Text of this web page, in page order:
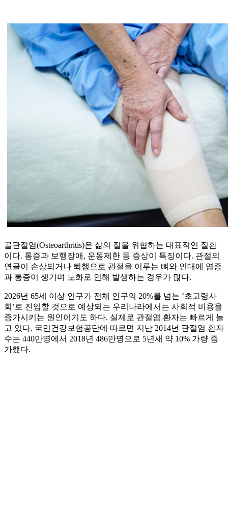
골관절염(Osteoarthritis)은 삶의 질을 위협하는 대표적인 질환
이다. 통증과 보행장애, 운동제한 등 증상이 특징이다. 관절의
연골이 손상되거나 퇴행으로 관절을 이루는 뼈와 인대에 염증
과 통증이 생기며 노화로 인해 발생하는 경우가 많다.
2026년 65세 이상 인구가 전체 인구의 20%를 넘는 ‘초고령사
회’로 진입할 것으로 예상되는 우리나라에서는 사회적 비용을
증가시키는 원인이기도 하다. 실제로 관절염 환자는 빠르게 늘
고 있다. 국민건강보험공단에 따르면 지난 2014년 관절염 환자
수는 440만명에서 2018년 486만명으로 5년새 약 10% 가량 증
가했다.